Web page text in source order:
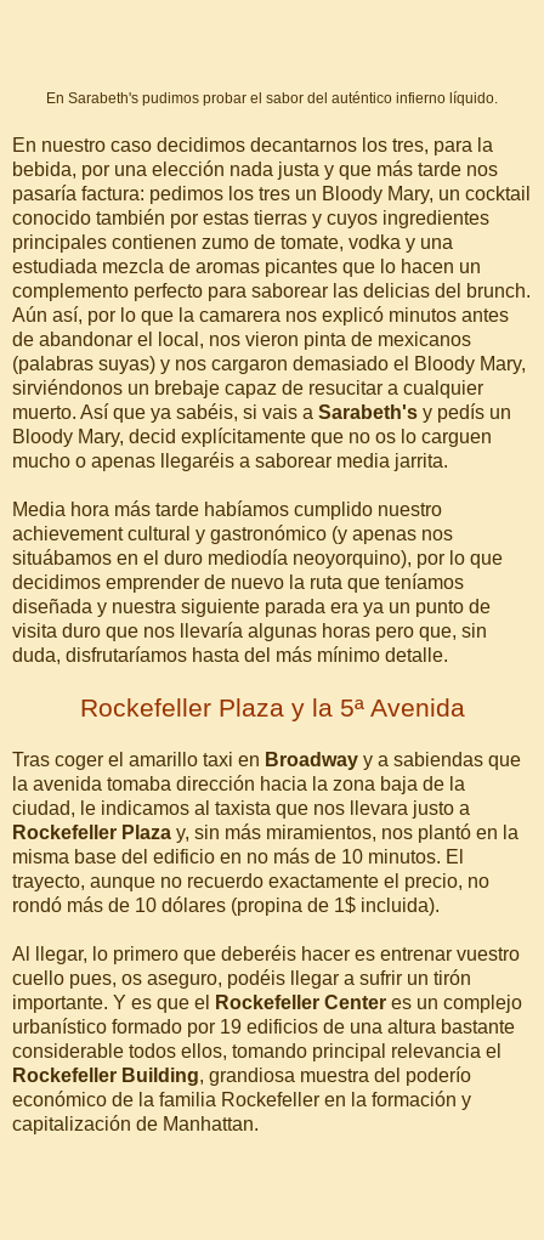
En Sarabeth's pudimos probar el sabor del auténtico infierno líquido.
En nuestro caso decidimos decantarnos los tres, para la
bebida, por una elección nada justa y que más tarde nos
pasaría factura: pedimos los tres un Bloody Mary, un cocktail
conocido también por estas tierras y cuyos ingredientes
principales contienen zumo de tomate, vodka y una
estudiada mezcla de aromas picantes que lo hacen un
complemento perfecto para saborear las delicias del brunch.
Aún así, por lo que la camarera nos explicó minutos antes
de abandonar el local, nos vieron pinta de mexicanos
(palabras suyas) y nos cargaron demasiado el Bloody Mary,
sirviéndonos un brebaje capaz de resucitar a cualquier
muerto. Así que ya sabéis, si vais a Sarabeth's y pedís un
Bloody Mary, decid explícitamente que no os lo carguen
mucho o apenas llegaréis a saborear media jarrita.
Media hora más tarde habíamos cumplido nuestro
achievement cultural y gastronómico (y apenas nos
situábamos en el duro mediodía neoyorquino), por lo que
decidimos emprender de nuevo la ruta que teníamos
diseñada y nuestra siguiente parada era ya un punto de
visita duro que nos llevaría algunas horas pero que, sin
duda, disfrutaríamos hasta del más mínimo detalle.
Rockefeller Plaza y la 5ª Avenida
Tras coger el amarillo taxi en Broadway y a sabiendas que
la avenida tomaba dirección hacia la zona baja de la
ciudad, le indicamos al taxista que nos llevara justo a
Rockefeller Plaza y, sin más miramientos, nos plantó en la
misma base del edificio en no más de 10 minutos. El
trayecto, aunque no recuerdo exactamente el precio, no
rondó más de 10 dólares (propina de 1$ incluida).
Al llegar, lo primero que deberéis hacer es entrenar vuestro
cuello pues, os aseguro, podéis llegar a sufrir un tirón
importante. Y es que el
Rockefeller Center es un complejo
urbanístico formado por 19 edificios de una altura bastante
considerable todos ellos, tomando principal relevancia el
Rockefeller Building, grandiosa muestra del poderío
económico de la familia Rockefeller en la formación y
capitalización de Manhattan.